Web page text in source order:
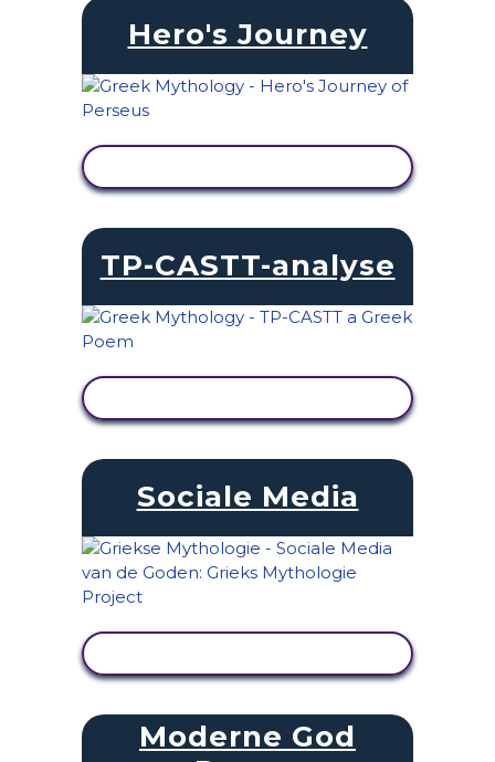
Hero's Journey
TP-CASTT-analyse
Sociale Media
Moderne God